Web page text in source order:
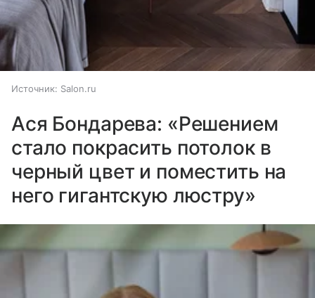
Источник: Salon.ru
Ася Бондарева: «Решением
стало покрасить потолок в
черный цвет и поместить на
него гигантскую люстру»